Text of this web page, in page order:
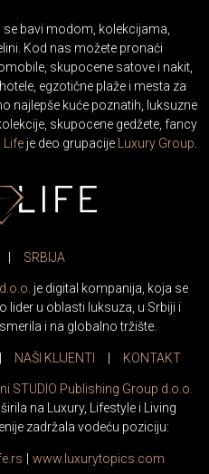
bavi modom, kolekcijama,
Kod nas možete pronaći
skupocene satove i nakit,
egzotične plaže i mesta za
najlepše kuće poznatih, luksuzne
skupocene gedžete, fancy
Lifeje deo grupacije Luxury Group
SRBIJA
je digital kompanija, koja se
lider u oblasti luksuza, u Srbiji i
i na globalno tržište.
NAŠI KLIJENTI KONTAKT
STUDIO Publishing Group d.o.o.
na Luxury, Lifestyle i Living
zadržala vodeću poziciju:
.rs www. luxurytopics .com